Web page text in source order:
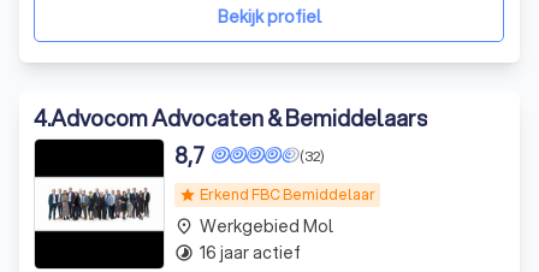
nodige kennis en beroepsbekwaa
Bekijk profiel
4.Advocom Advocaten & Bemiddelaars
star Erkend FBC Bemiddelaar
(32)
8,7
place Werkgebied Mol
timelapse 16 jaar actief